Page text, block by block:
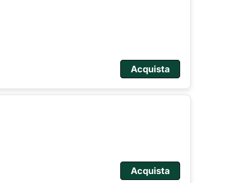
Acquista
Acquista